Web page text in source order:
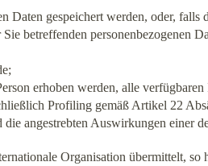
Daten gespeichert werden, oder,
betreffenden personenbezogenen
erhoben werden, alle
Profiling gemäß Artikel 22
angestrebten Auswirkungen einer
Organisation übermittelt,